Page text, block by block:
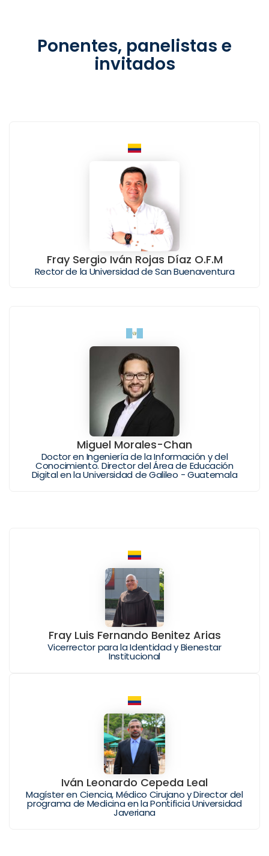
Ponentes, panelistas e
invitados
Fray Sergio Iván Rojas Díaz O.F.M
Rector de la Universidad de San Buenaventura
Miguel Morales-Chan
Doctor en Ingeniería de la Información y del
Conocimiento. Director del Área de Educación
Digital en la Universidad de Galileo - Guatemala
Fray Luis Fernando Benitez Arias
Vicerrector para la Identidad y Bienestar
Institucional
Iván Leonardo Cepeda Leal
Magíster en Ciencia, Médico Cirujano y Director del
programa de Medicina en la Pontificia Universidad
Javeriana